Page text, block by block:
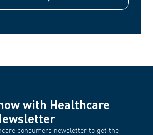
with Healthcare
consumers newsletter to get the